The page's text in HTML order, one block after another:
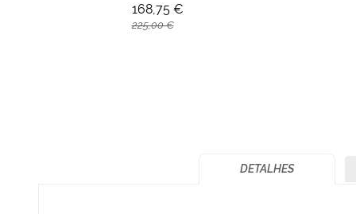
168,75 €
225,00 €
DETALHES